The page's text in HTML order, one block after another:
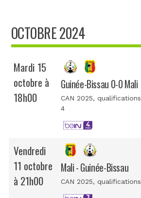
OCTOBRE 2024
Mardi 15
octobre à
18h00
Guinée-Bissau 0-0 Mali
CAN 2025, qualifications
4
Vendredi
11 octobre
à 21h00
Mali - Guinée-Bissau
CAN 2025, qualifications